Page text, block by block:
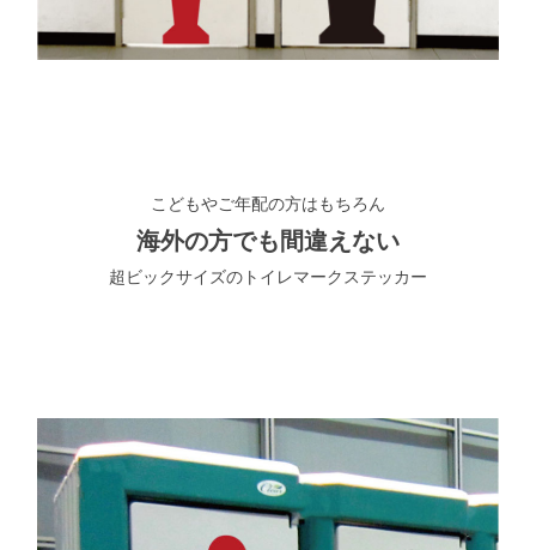
こどもやご年配の方はもちろん
海外の方でも間違えない
超ビックサイズのトイレマークステッカー